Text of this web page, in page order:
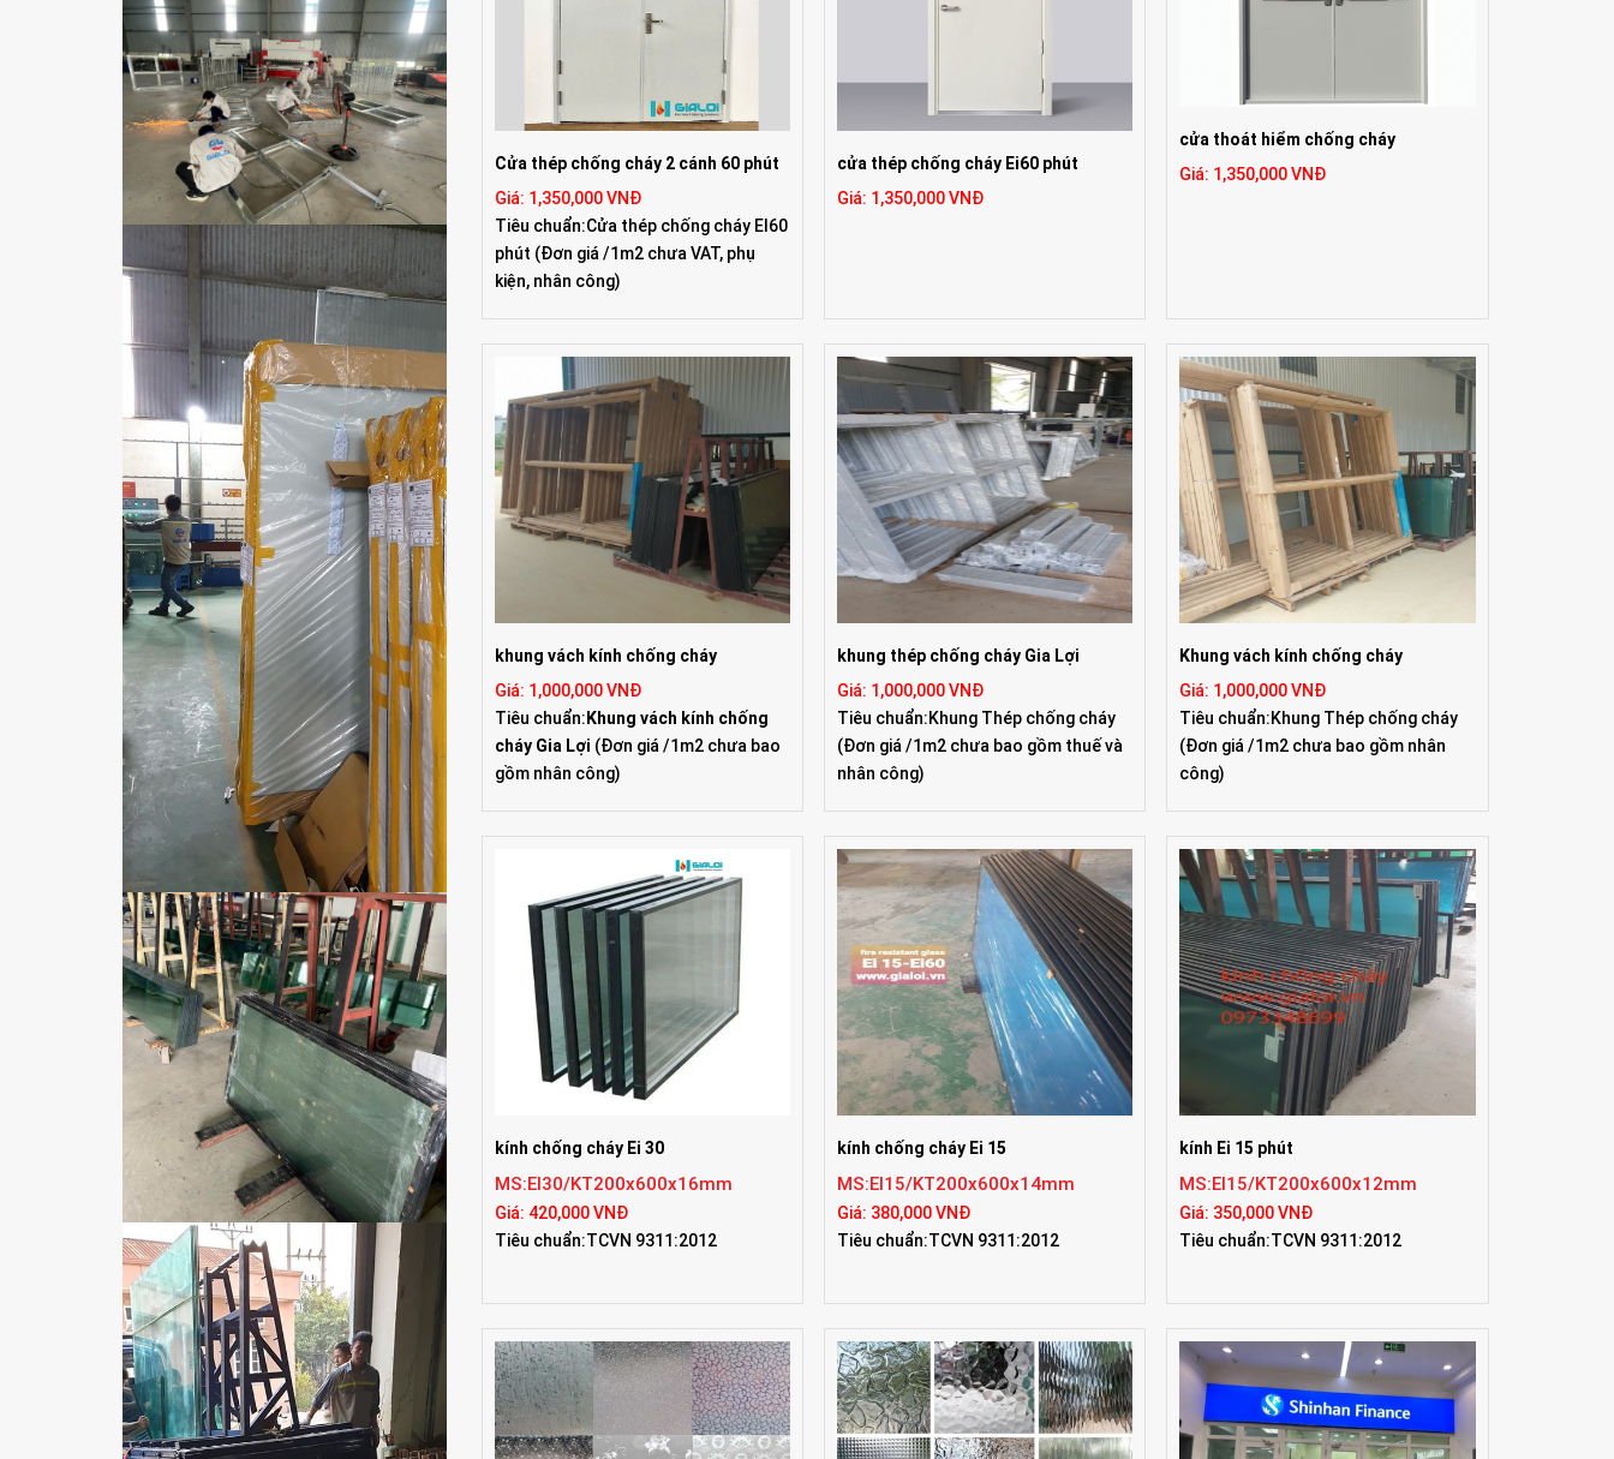
Cửa thép chống cháy 2 cánh 60 phút
Giá: 1,350,000 VNĐ
Tiêu chuẩn:Cửa thép chống cháy EI60
phút (Đơn giá /1m2 chưa VAT, phụ
kiện, nhân công)
cửa thép chống cháy Ei60 phút
Giá: 1,350,000 VNĐ
cửa thoát hiểm chống cháy
Giá: 1,350,000 VNĐ
khung vách kính chống cháy
Giá: 1,000,000 VNĐ
Tiêu chuẩn: Khung vách kính chống
cháy Gia Lợi (Đơn giá /1m2 chưa bao
gồm nhân công)
khung thép chống cháy Gia Lợi
Giá: 1,000,000 VNĐ
Tiêu chuẩn:Khung Thép chống cháy
(Đơn giá /1m2 chưa bao gồm thuế và
nhân công)
Khung vách kính chống cháy
Giá: 1,000,000 VNĐ
Tiêu chuẩn:Khung Thép chống cháy
(Đơn giá /1m2 chưa bao gồm nhân
công)
kính chống cháy Ei 30
MS:EI30/KT200x600x16mm
Giá: 420,000 VNĐ
Tiêu chuẩn:TCVN 9311:2012
kính chống cháy Ei 15
MS:EI15/KT200x600x14mm
Giá: 380,000 VNĐ
Tiêu chuẩn:TCVN 9311:2012
kính Ei 15 phút
MS:EI15/KT200x600x12mm
Giá: 350,000 VNĐ
Tiêu chuẩn:TCVN 9311:2012